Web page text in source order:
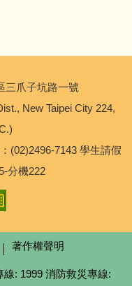
賽
學年度代理羽球專任
三爪子坑路一號
New Taipei City 224,
(02)2496-7143 學生請假
分機222
著作權聲明
: 1999 消防救災專線: